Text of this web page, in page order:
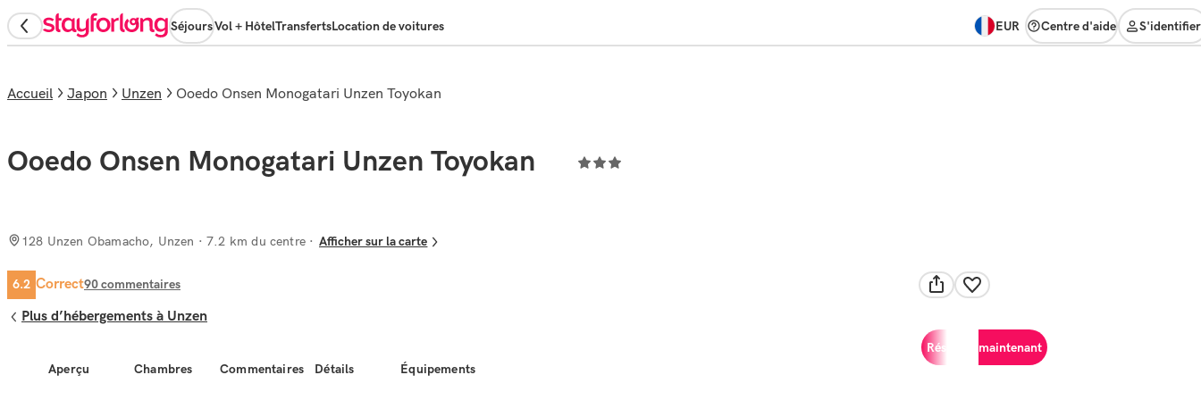
SéjoursVol + HôtelTransfertsLocation de voitures EUR Centre d'aide S'identifier
Aperçu Chambres Commentaires Détails Équipements
Réserver maintenant
Accueil Japon Unzen Ooedo Onsen Monogatari Unzen Toyokan
Ooedo Onsen Monogatari Unzen Toyokan
128 Unzen Obamacho, Unzen · 7.2 km du centre Afficher sur la carte
6.2 Correct90commentaires
Plus d’hébergements à Unzen